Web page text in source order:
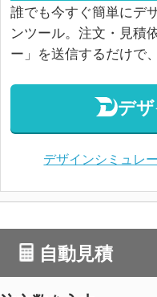
誰でも今すぐ簡単にデ
ンツール。注文・見積
ー」を送信するだけで
デ
デザインシミュレ
自動見積